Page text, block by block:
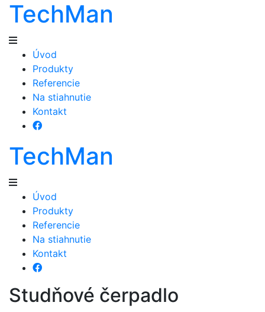
TechMan
Úvod
Produkty
Referencie
Na stiahnutie
Kontakt
TechMan
Úvod
Produkty
Referencie
Na stiahnutie
Kontakt
Studňové čerpadlo